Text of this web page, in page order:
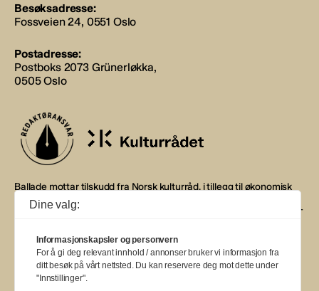
Besøksadresse:
Fossveien 24, 0551 Oslo
Postadresse:
Postboks 2073 Grünerløkka,
0505 Oslo
Ballade mottar tilskudd fra Norsk kulturråd, i tillegg til økonomisk
støtte fra eierne NOPA, Norsk komponistforening og
Musikkforleggerne. Ballade drives etter Redaktør- og Vær Varsom-
BALLADE — NORGES MUSIKKMAGASIN
Dine valg:
Informasjonskapsler og personvern
For å gi deg relevant innhold / annonser bruker vi informasjon fra
ditt besøk på vårt nettsted. Du kan reservere deg mot dette under
"Innstillinger".